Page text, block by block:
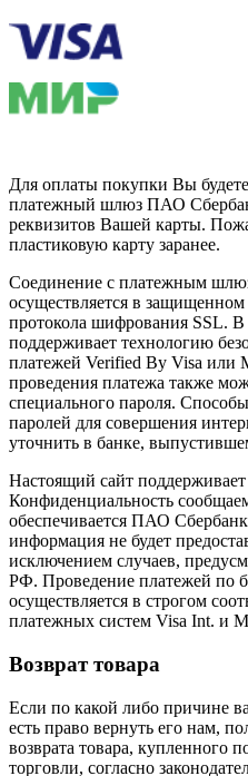
Для оплаты покупки Вы
платежный шлюз ПАО
реквизитов Вашей карты.
пластиковую карту заранее.
Соединение с платежным
осуществляется в
протокола шифрования SSL.
поддерживает технологию
платежей Verified By Visa или
проведения платежа также
специального пароля.
паролей для совершения
уточнить в банке,
Настоящий сайт
Конфиденциальность
обеспечивается ПАО
информация не будет
исключением случаев,
РФ. Проведение платежей по
осуществляется в строгом
платежных систем Visa Int. и
Возврат товара
Если по какой либо причине
есть право вернуть его нам,
возврата товара, купленного
торговли, согласно